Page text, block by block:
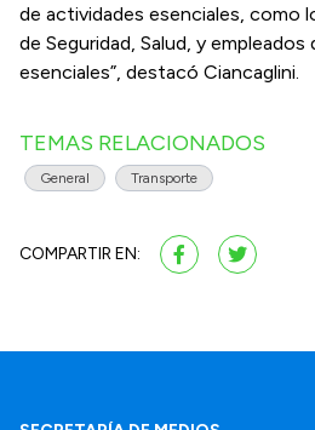
de actividades esenciales, como
de Seguridad, Salud, y
esenciales”, destacó Ciancaglini.
TEMAS RELACIONADOS
General Transporte
COMPARTIR EN: